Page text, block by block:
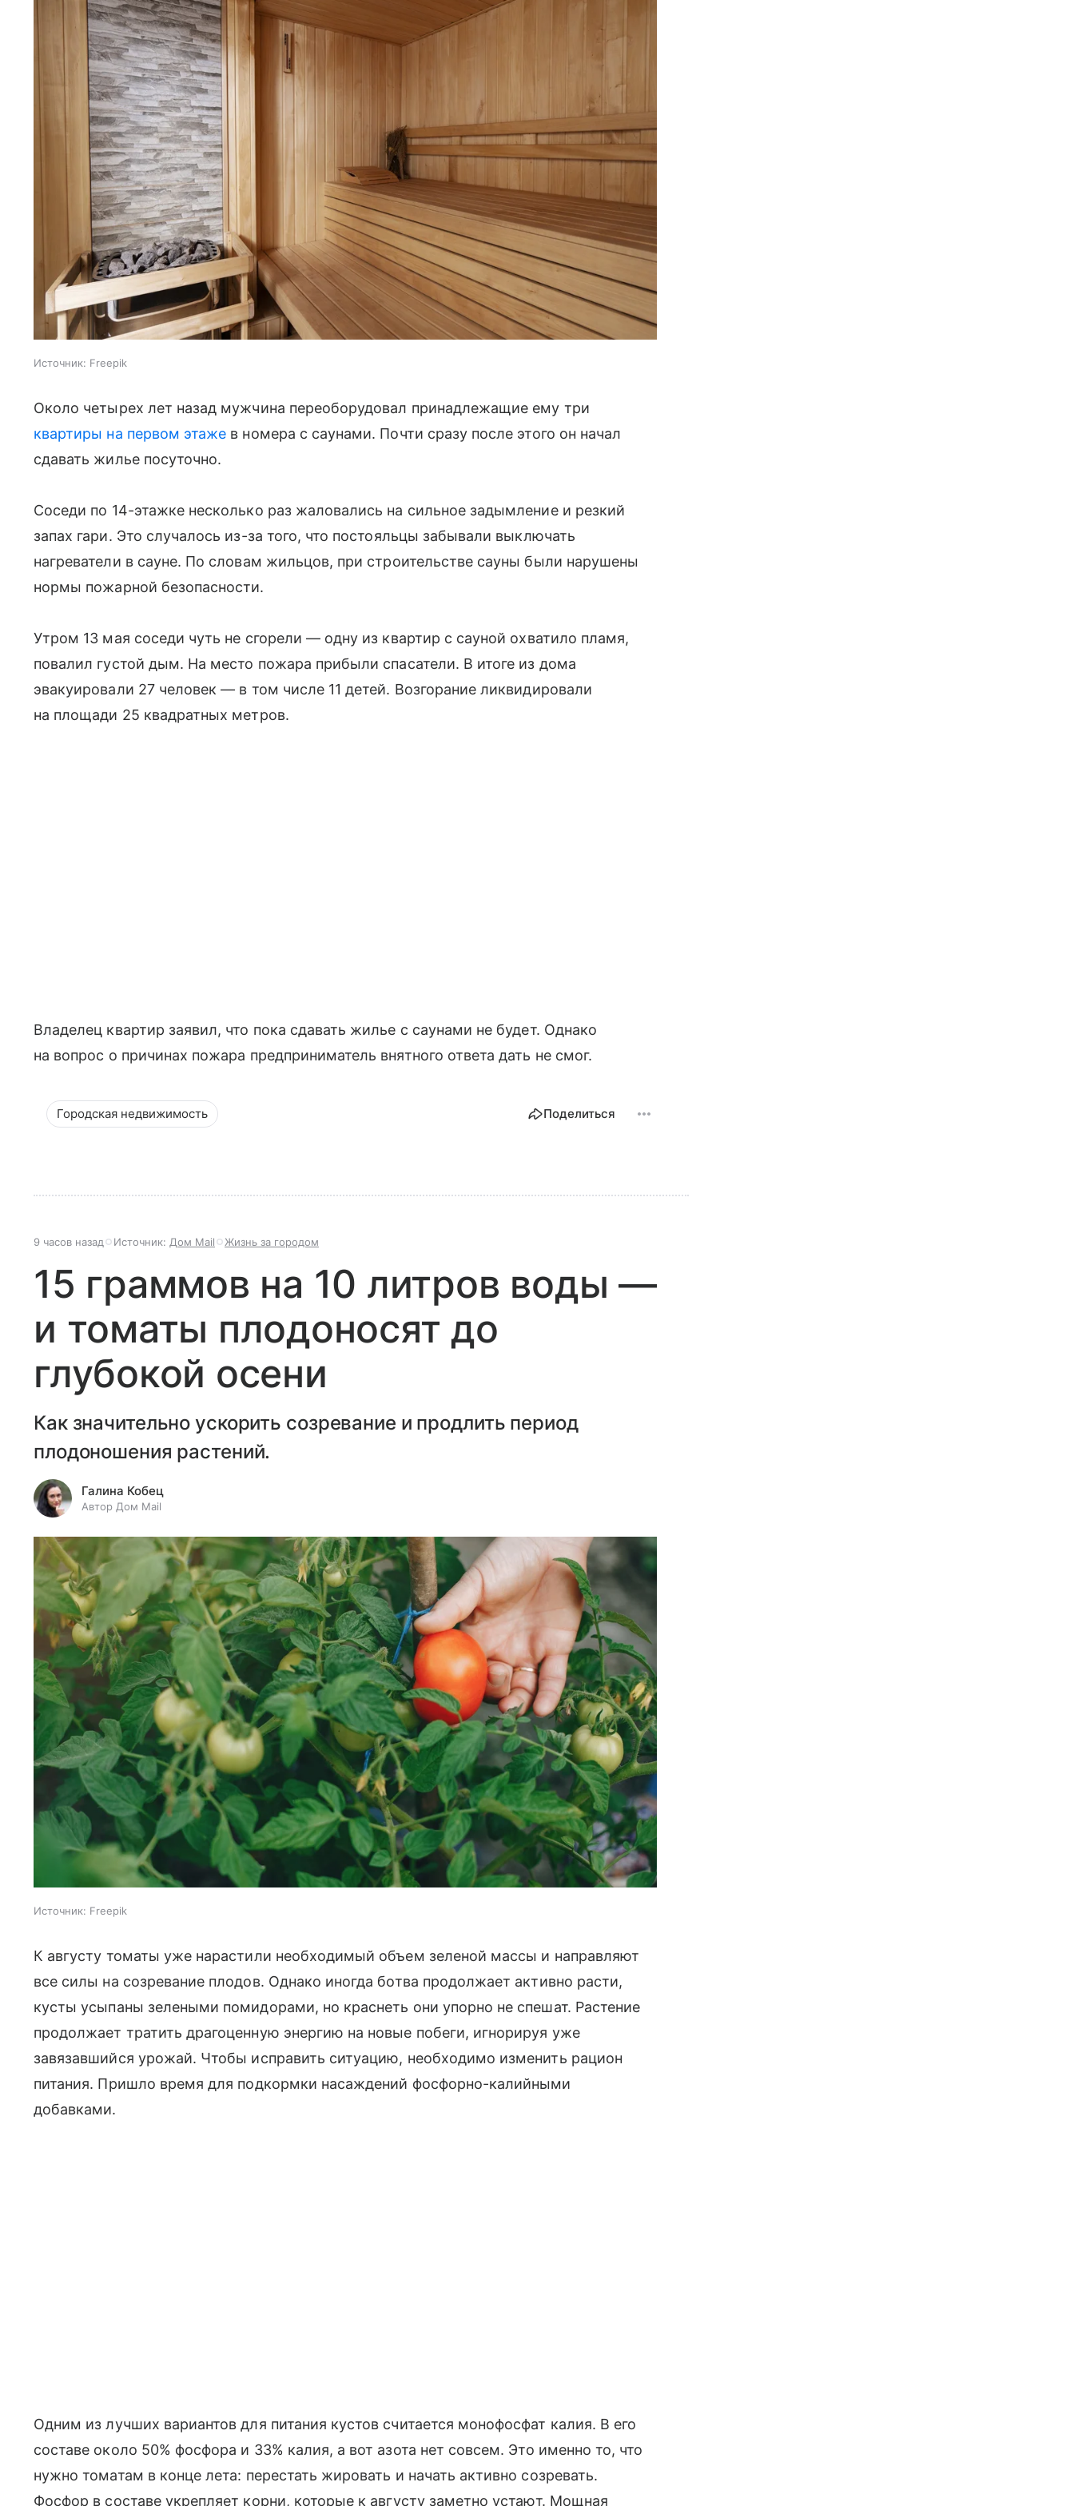
Источник: Freepik
Около четырех лет назад мужчина переоборудовал принадлежащие ему три
квартиры на первом этаже в номера с саунами. Почти сразу после этого он начал
сдавать жилье посуточно.
Соседи по 14-этажке несколько раз жаловались на сильное задымление и резкий
запах гари. Это случалось из-за того, что постояльцы забывали выключать
нагреватели в сауне. По словам жильцов, при строительстве сауны были нарушены
нормы пожарной безопасности.
Утром 13 мая соседи чуть не сгорели — одну из квартир с сауной охватило пламя,
повалил густой дым. На место пожара прибыли спасатели. В итоге из дома
эвакуировали 27 человек — в том числе 11 детей. Возгорание ликвидировали
на площади 25 квадратных метров.
Владелец квартир заявил, что пока сдавать жилье с саунами не будет. Однако
на вопрос о причинах пожара предприниматель внятного ответа дать не смог.
Городская недвижимость Поделиться
9 часов назад Источник: Дом Mail Жизнь за городом
15 граммов на 10 литров воды —
и томаты плодоносят до
глубокой осени
Как значительно ускорить созревание и продлить период
плодоношения растений.
Галина Кобец
Автор Дом Mail
Источник: Freepik
К августу томаты уже нарастили необходимый объем зеленой массы и направляют
все силы на созревание плодов. Однако иногда ботва продолжает активно расти,
кусты усыпаны зелеными помидорами, но краснеть они упорно не спешат. Растение
продолжает тратить драгоценную энергию на новые побеги, игнорируя уже
завязавшийся урожай. Чтобы исправить ситуацию, необходимо изменить рацион
питания. Пришло время для подкормки насаждений фосфорно-калийными
добавками.
Одним из лучших вариантов для питания кустов считается монофосфат калия. В его
составе около 50% фосфора и 33% калия, а вот азота нет совсем. Это именно то, что
нужно томатам в конце лета: перестать жировать и начать активно созревать.
Фосфор в составе укрепляет корни, которые к августу заметно устают. Мощная